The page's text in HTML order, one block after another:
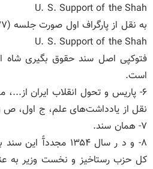
U. S. Support of the Shah
به نقل از پارگراف اول صورت جلسه (۲۷) زیر عنوان:
U. S. Support of the Shah
است.
نقل از یادداشت‌های علم، ج اول، ص ۲۲۹.
۷- همان سند.
۸- و د ر سال ۱۳۵۴
کل حزب رستاخیز و نخست وزیر به